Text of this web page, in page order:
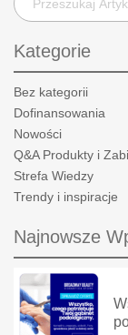
Kategorie
Bez kategorii
Dofinansowania
Nowości
Q&A Produkty i
Strefa Wiedzy
Trendy i inspiracje
Najnowsze